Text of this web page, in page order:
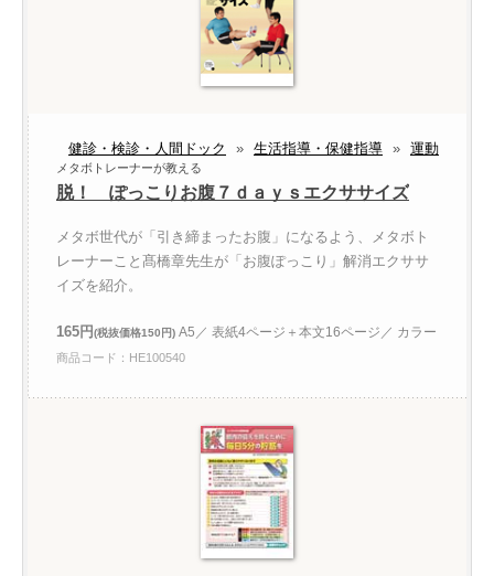
健診・検診・人間ドック » 生活指導・保健指導 » 運動
メタボトレーナーが教える
脱！ ぽっこりお腹７ｄａｙｓエクササイズ
メタボ世代が「引き締まったお腹」になるよう、メタボト
レーナーこと髙橋章先生が「お腹ぽっこり」解消エクササ
イズを紹介。
165円(税抜価格150円) A5／ 表紙4ページ＋本文16ページ／ カラー
商品コード：HE100540